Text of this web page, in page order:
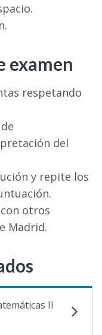
examen
respetando
del
y repite los
otros
Madrid.
II